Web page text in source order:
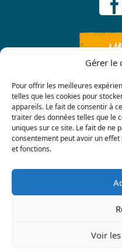
Gérer le
Pour offrir les meilleures
telles que les cookies pour
appareils. Le fait de consentir à
traiter des données telles que le
uniques sur ce site. Le fait de ne
consentement peut avoir un
et fonctions.
Voir